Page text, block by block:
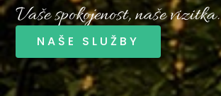
Vaše spokojenost, naše vizitka.
NAŠE SLUŽBY